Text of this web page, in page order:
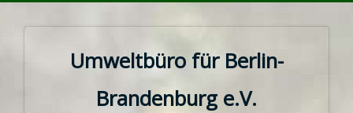
Umweltbüro für Berlin-
Brandenburg e.V.